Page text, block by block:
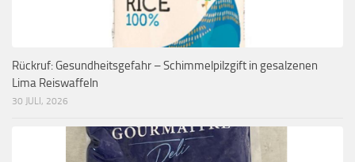
Rückruf: Gesundheitsgefahr – Schimmelpilzgift in gesalzenen
Lima Reiswaffeln
30 JULI, 2026